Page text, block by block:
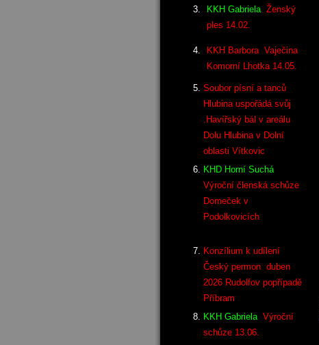
KKH Gabriela Ženský
ples 14.02.
KKH Barbora Vaječina
Komorní Lhotka 14.05.
Soubor písní a tanců
Hlubina uspořádá svůj
.Havířský bál v areálu
Dolu Hlubina v Dolní
oblasti Vítkovic
KHD Horní Suchá
Výroční členská schůze
Domeček v
Podolkovicích
Konzílium k udílení
Český permon duben
2026 Rudolfov popřípadě
Příbram
KKH Gabriela Výroční
schůze 13.06.